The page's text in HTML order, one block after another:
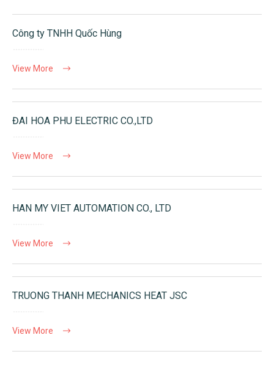
Công ty TNHH Quốc Hùng
View More
ĐAI HOA PHU ELECTRIC CO.,LTD
View More
HAN MY VIET AUTOMATION CO., LTD
View More
TRUONG THANH MECHANICS HEAT JSC
View More